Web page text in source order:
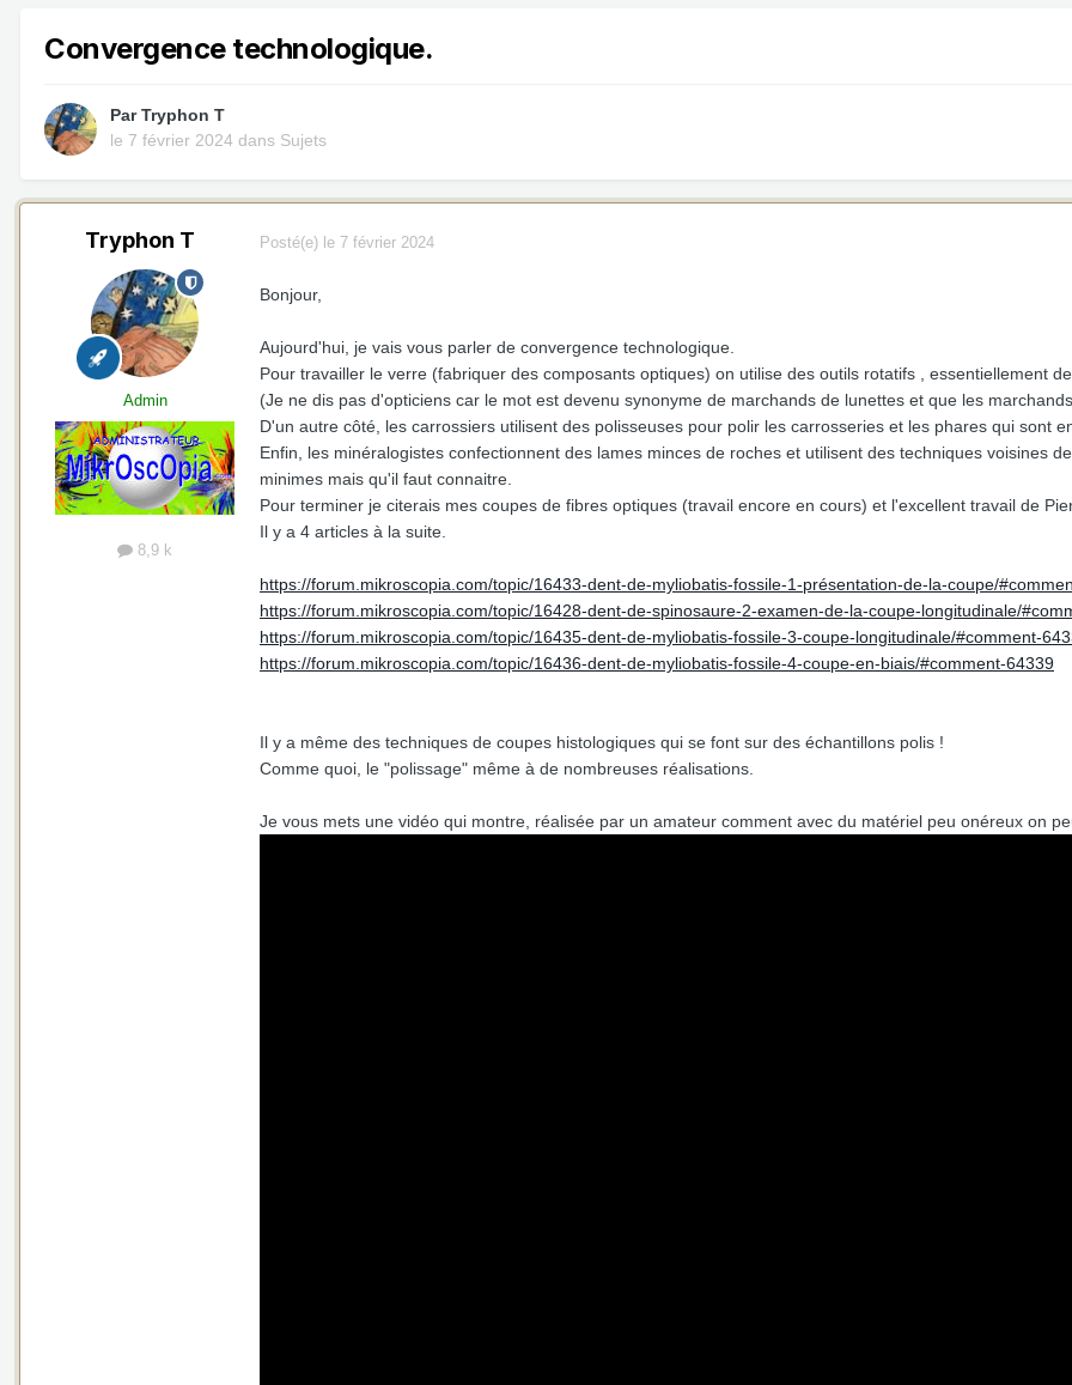
Convergence technologique.
ParTryphon T
le 7 février 2024 dans Sujets
Tryphon T
Admin
8,9 k
Posté(e) le 7 février 2024
Bonjour,
Aujourd'hui, je vais vous parler de convergence technologique.
Pour travailler le verre (fabriquer des composants optiques) on utilise des outils rotatifs , essentiellement
(Je ne dis pas d'opticiens car le mot est devenu synonyme de marchands de lunettes et que les
D'un autre côté, les carrossiers utilisent des polisseuses pour polir les carrosseries et les phares qui sont
Enfin, les minéralogistes confectionnent des lames minces de roches et utilisent des techniques voisines
minimes mais qu'il faut connaitre.
Pour terminer je citerais mes coupes de fibres optiques (travail encore en cours) et l'excellent travail de
Il y a 4 articles à la suite.
https://forum.mikroscopia.com/topic/16433-dent-de-myliobatis-fossile-1-présentation-de-la-coupe/
https://forum.mikroscopia.com/topic/16428-dent-de-spinosaure-2-examen-de-la-coupe-longitudinale/
https://forum.mikroscopia.com/topic/16435-dent-de-myliobatis-fossile-3-coupe-longitudinale/#comment-
https://forum.mikroscopia.com/topic/16436-dent-de-myliobatis-fossile-4-coupe-en-biais/#comment-64339
Il y a même des techniques de coupes histologiques qui se font sur des échantillons polis !
Comme quoi, le "polissage" même à de nombreuses réalisations.
Je vous mets une vidéo qui montre, réalisée par un amateur comment avec du matériel peu onéreux on